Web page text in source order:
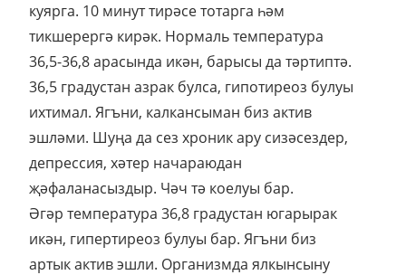
куярга. 10 минут тирәсе тотарга һәм
тикшерергә кирәк. Нормаль температура
36,5-36,8 арасында икән, барысы да тәртиптә.
36,5 градустан азрак булса, гипотиреоз булуы
ихтимал. Ягъни, калкансыман биз актив
эшләми. Шуңа да сез хроник ару сизәсездер,
депрессия, хәтер начараюдан
җәфаланасыздыр. Чәч тә коелуы бар.
Әгәр температура 36,8 градустан югарырак
икән, гипертиреоз булуы бар. Ягъни биз
артык актив эшли. Организмда ялкынсыну